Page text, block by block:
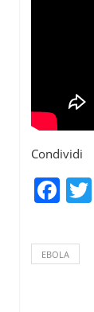
Condividi
EBOLA